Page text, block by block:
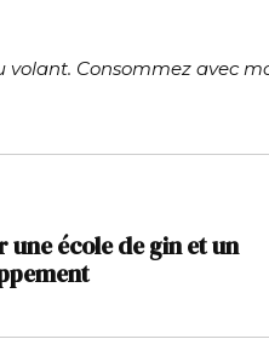
volant. Consommez avec
une école de gin et un